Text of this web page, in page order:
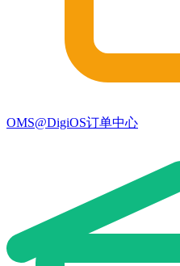
OMS@DigiOS订单中心